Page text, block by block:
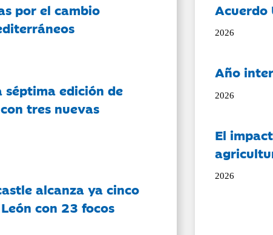
por el cambio
edición de
tres nuevas
alcanza ya cinco
con 23 focos
Acuerdo
2026
Año
2026
El
2026